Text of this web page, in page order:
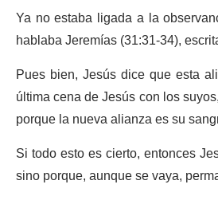
Ya no estaba ligada a la
hablaba Jeremías (31:31-34),
Pues bien, Jesús dice que esta
última cena de Jesús con los
porque la nueva alianza es su
Si todo esto es cierto, entonces
sino porque, aunque se vaya,